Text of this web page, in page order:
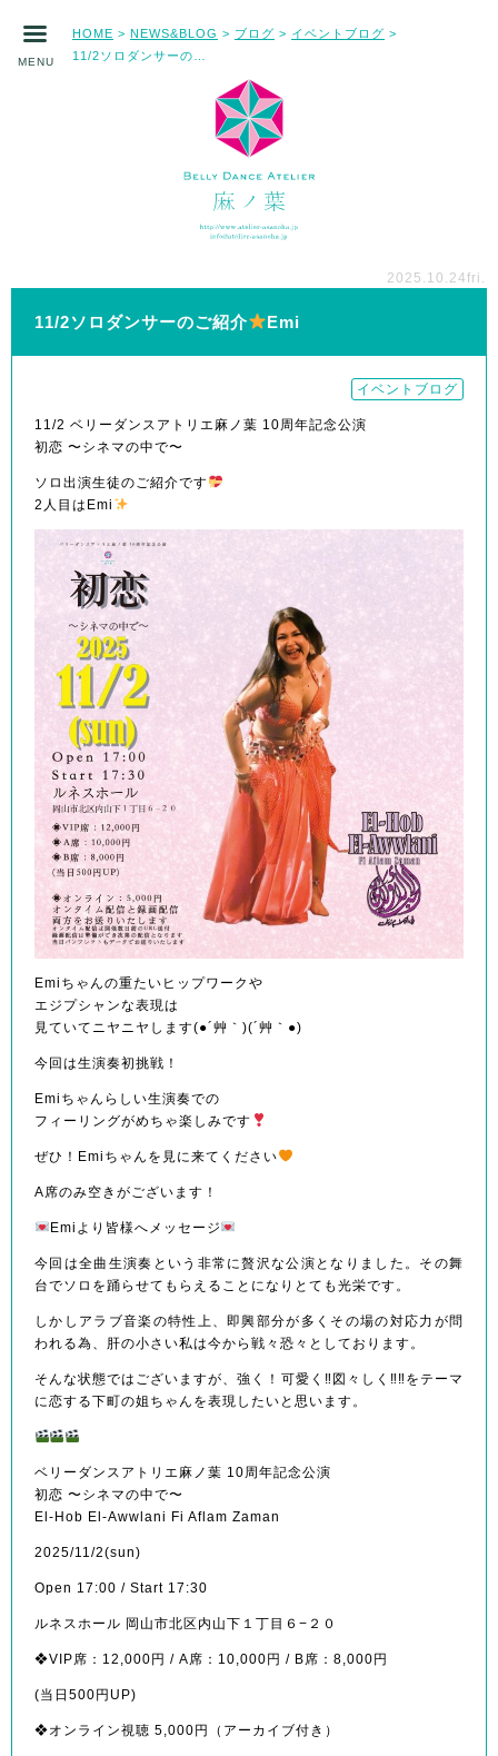
MENU
HOME > NEWS&BLOG > ブログ > イベントブログ >
2025.10.24fri.
11/2ソロダンサーのご紹介 Emi
イベントブログ
11/2 ベリーダンスアトリエ麻ノ葉 10周年記念公演
初恋 〜シネマの中で〜
ソロ出演生徒のご紹介です
2人目はEmi
Emiちゃんの重たいヒップワークや
エジプシャンな表現は
見ていてニヤニヤします(●´艸｀)(´艸｀●)
今回は生演奏初挑戦！
Emiちゃんらしい生演奏での
フィーリングがめちゃ楽しみです
ぜひ！Emiちゃんを見に来てください
A席のみ空きがございます！
Emiより皆様へメッセージ
今回は全曲生演奏という非常に贅沢な公演となりました。その舞
台でソロを踊らせてもらえることになりとても光栄です。
しかしアラブ音楽の特性上、即興部分が多くその場の対応力が問
われる為、肝の小さい私は今から戦々恐々としております。
そんな状態ではございますが、強く！可愛く‼︎図々しく‼︎‼︎をテーマ
に恋する下町の姐ちゃんを表現したいと思います。
ベリーダンスアトリエ麻ノ葉 10周年記念公演
初恋 〜シネマの中で〜
El-Hob El-Awwlani Fi Aflam Zaman
2025/11/2(sun)
Open 17:00 / Start 17:30
ルネスホール 岡山市北区内山下１丁目６−２０
❖VIP席：12,000円 / A席：10,000円 / B席：8,000円
(当日500円UP)
❖オンライン視聴 5,000円（アーカイブ付き）